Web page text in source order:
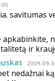
05
savitumas
apkabinkite,
ir
2009-09-
nedažnai